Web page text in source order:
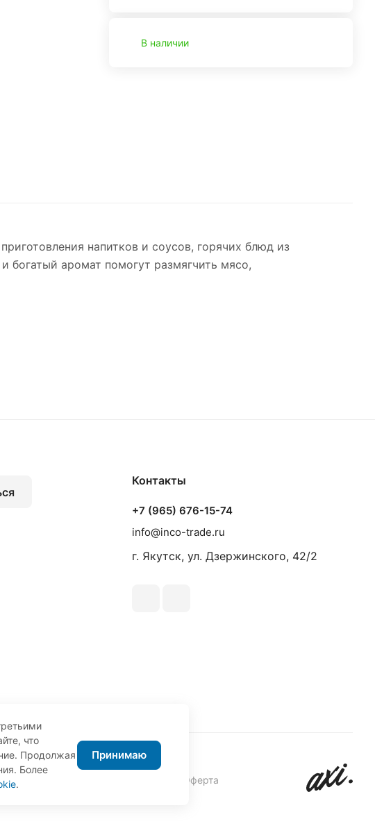
В наличии
напитков и соусов, горячих блюд из
богатый аромат помогут размягчить мясо,
Контакты
+7 (965) 676-15-74
info@inco-trade.ru
г. Якутск, ул. Дзержинского, 42/2
Оферта
что
Продолжая
Более
.
Принимаю